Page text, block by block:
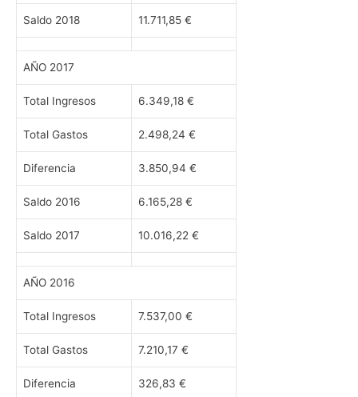
Saldo 2018 11.711,85 €
AÑO 2017
Total Ingresos 6.349,18 €
Total Gastos 2.498,24 €
Diferencia 3.850,94 €
Saldo 2016 6.165,28 €
Saldo 2017 10.016,22 €
AÑO 2016
Total Ingresos 7.537,00 €
Total Gastos 7.210,17 €
Diferencia 326,83 €